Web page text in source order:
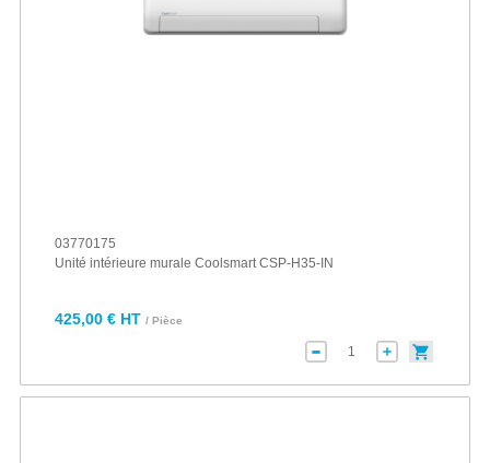
03770175
Unité intérieure murale Coolsmart CSP-H35-IN
425,00 € HT / Pièce